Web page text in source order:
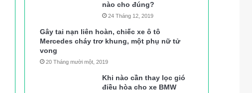
nào cho đúng?
24 Tháng 12, 2019
Gây tai nạn liên hoàn, chiếc xe ô tô
Mercedes cháy trơ khung, một phụ nữ tử
vong
20 Tháng mười một, 2019
Khi nào cần thay lọc gió
điều hòa cho xe BMW